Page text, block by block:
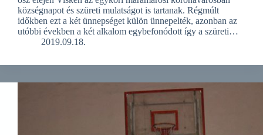
községnapot és szüreti mulatságot is tartanak. Régmúlt
időkben ezt a két ünnepséget külön ünnepelték, azonban az
utóbbi években a két alkalom egybefonódott így a szüreti…
2019.09.18.